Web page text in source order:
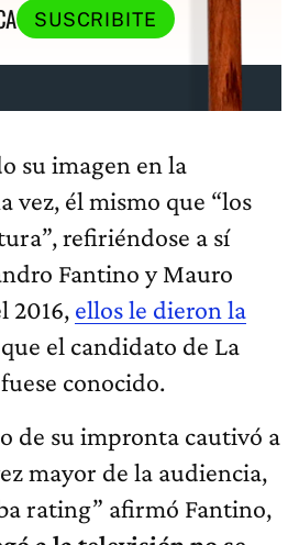
SUSCRIBITE
su imagen en la
vez, él mismo que “los
refiriéndose a sí
Fantino y Mauro
2016, ellos le dieron la
el candidato de La
conocido.
de su impronta cautivó a
mayor de la audiencia,
rating” afirmó Fantino,